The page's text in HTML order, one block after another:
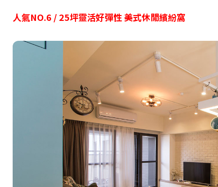
人氣NO.6 /25坪靈活好彈性 美式休閒繽紛窩